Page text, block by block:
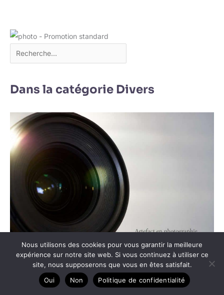
Dans la catégorie Divers
Artefact en photographie : définition et causes
Nous utilisons des cookies pour vous garantir la meilleure
expérience sur notre site web. Si vous continuez à utiliser ce
site, nous supposerons que vous en êtes satisfait.
Oui
Non Politique de confidentialité